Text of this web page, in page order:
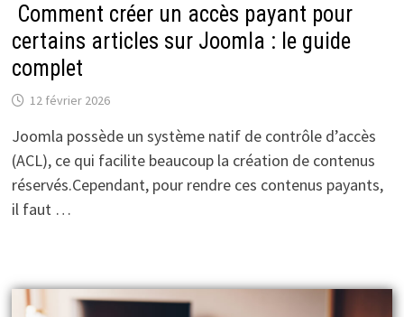
️ Comment créer un accès payant pour
certains articles sur Joomla : le guide
complet
12 février 2026
Joomla possède un système natif de contrôle d’accès
(ACL), ce qui facilite beaucoup la création de contenus
réservés.Cependant, pour rendre ces contenus payants,
il faut …